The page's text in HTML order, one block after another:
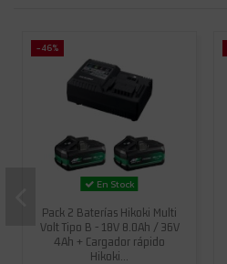
-46%
En Stock
Pack 2 Baterías Hikoki Multi
Volt Tipo B - 18V 8.0Ah / 36V
4Ah + Cargador rápido
Hikoki...